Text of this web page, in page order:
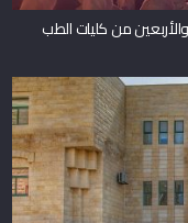
من كليات الطب